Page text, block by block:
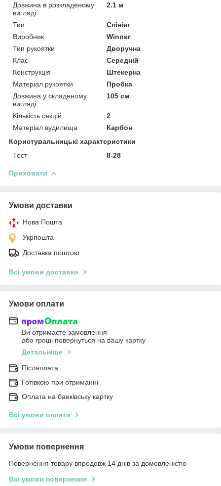
Довжина в розкладеному
вигляді
2.1 м
Тип
Спінінг
Виробник
Winner
Тип рукоятки
Дворучна
Клас
Середній
Конструкція
Штекерна
Матеріал рукоятки
Пробка
Довжина у складеному
вигляді
105 см
Кількість секцій
2
Матеріал вудилища
Карбон
Користувальницькі характеристики
Тест
8-28
Приховати
Умови доставки
Нова Пошта
Укрпошта
Доставка поштою
Всі умови доставки
Умови оплати
Ви отримаєте замовлення
або гроші повернуться на вашу картку
Детальніше
Післяплата
Готівкою при отриманні
Оплата на банківську картку
Всі умови оплати
Умови повернення
Повернення товару впродовж 14 днів за домовленістю
Всі умови повернення